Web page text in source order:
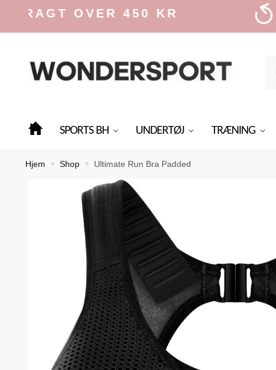
OVER 450 KR
SPORTS BH UNDERTØJ TRÆNING
Hjem » Shop » Ultimate Run Bra Padded